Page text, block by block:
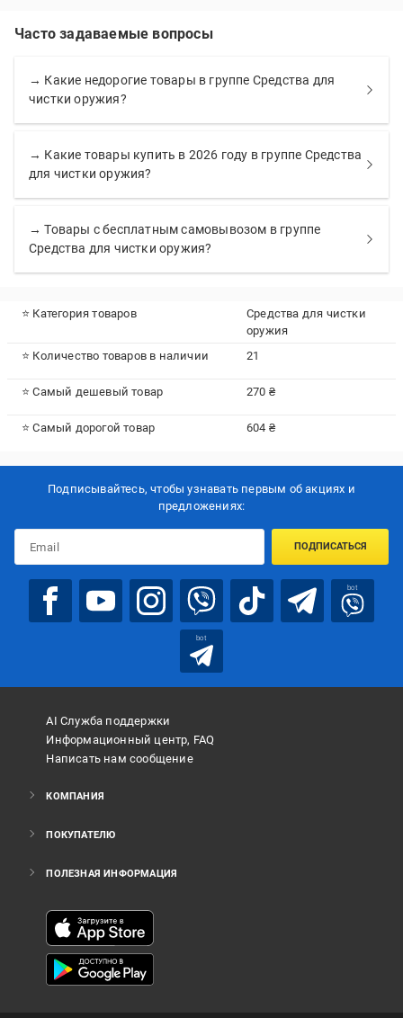
Часто задаваемые вопросы
→ Какие недорогие товары в группе Средства для
чистки оружия?
→ Какие товары купить в 2026 году в группе Средства
для чистки оружия?
→ Товары с бесплатным самовывозом в группе
Средства для чистки оружия?
⭐ Категория товаров
Средства для чистки
оружия
⭐ Количество товаров в наличии
21
⭐ Самый дешевый товар 270 ₴
⭐ Самый дорогой товар 604 ₴
Подписывайтесь, чтобы узнавать первым об акцияx и
предложениях:
ПОДПИСАТЬСЯ
bot
bot
AI Служба поддержки
Информационный центр, FAQ
Написать нам сообщение
КОМПАНИЯ
ПОКУПАТЕЛЮ
ПОЛЕЗНАЯ ИНФОРМАЦИЯ